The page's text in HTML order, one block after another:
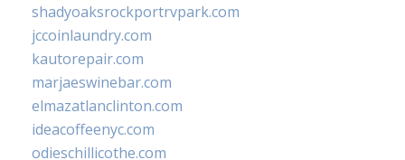
shadyoaksrockportrvpark.com
jccoinlaundry.com
kautorepair.com
marjaeswinebar.com
elmazatlanclinton.com
ideacoffeenyc.com
odieschillicothe.com